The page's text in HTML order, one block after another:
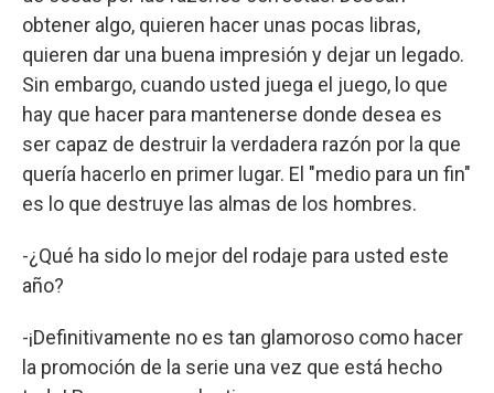
obtener algo, quieren hacer unas pocas libras,
quieren dar una buena impresión y dejar un legado.
Sin embargo, cuando usted juega el juego, lo que
hay que hacer para mantenerse donde desea es
ser capaz de destruir la verdadera razón por la que
quería hacerlo en primer lugar. El "medio para un fin"
es lo que destruye las almas de los hombres.
-¿Qué ha sido lo mejor del rodaje para usted este
año?
-¡Definitivamente no es tan glamoroso como hacer
la promoción de la serie una vez que está hecho